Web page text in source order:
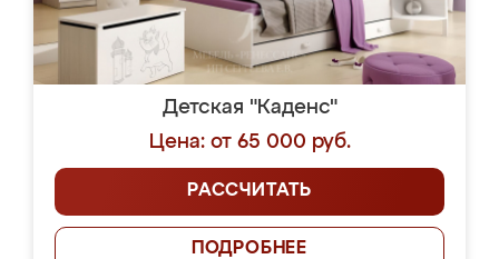
Детская "Каденс"
Цена: от 65 000 руб.
РАССЧИТАТЬ
ПОДРОБНЕЕ